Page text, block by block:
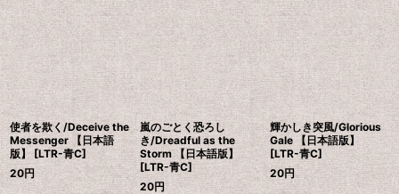
使者を欺く/Deceive the
Messenger 【日本語
版】 [LTR-青C]
20円
嵐のごとく恐ろし
き/Dreadful as the
Storm 【日本語版】
[LTR-青C]
20円
輝かしき突風/Glorious
Gale 【日本語版】
[LTR-青C]
20円